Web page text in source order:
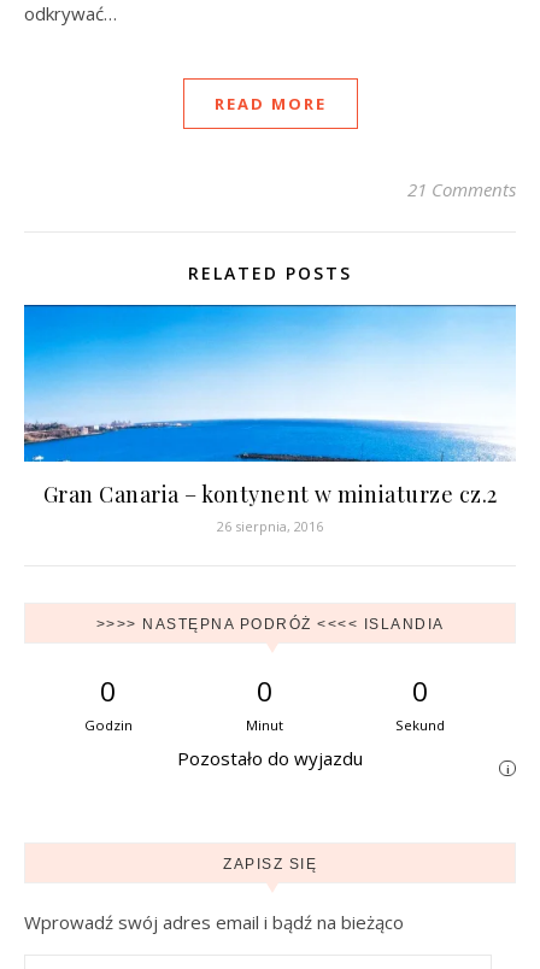
odkrywać…
READ MORE
21 Comments
RELATED POSTS
Gran Canaria – kontynent w miniaturze cz.2
26 sierpnia, 2016
>>>> NASTĘPNA PODRÓŻ <<<< ISLANDIA
0
Godzin
0
Minut
0
Sekund
Pozostało do wyjazdu i
ZAPISZ SIĘ
Wprowadź swój adres email i bądź na bieżąco